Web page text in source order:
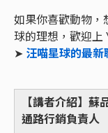
如果你喜歡動物，
球的理想，歡迎上
➤ 汪喵星球的最
【講者介紹】
通路行銷負責人